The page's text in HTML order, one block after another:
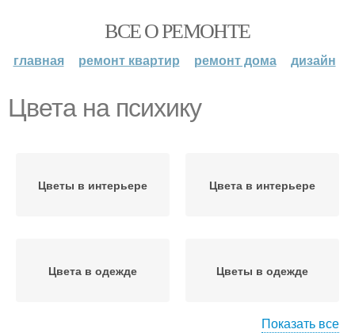
ВСЕ О РЕМОНТЕ
главная ремонт квартир ремонт дома дизайн
Цвета на психику
Цветы в интерьере Цвета в интерьере
Цвета в одежде Цветы в одежде
Показать все